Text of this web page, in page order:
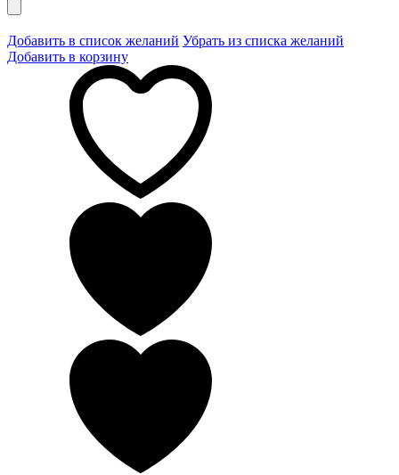
Добавить в список желаний Убрать из списка желаний
Добавить в корзину